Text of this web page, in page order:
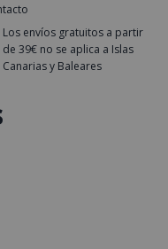
Los envíos gratuitos a partir
de 39€ no se aplica a Islas
Canarias y Baleares